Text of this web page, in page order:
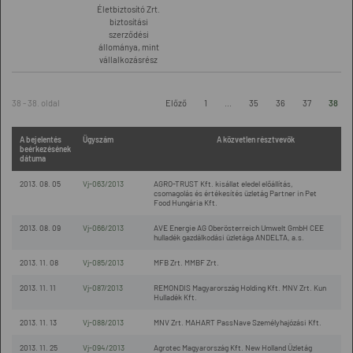
Életbiztosító Zrt.
biztosítási
szerződési
állománya, mint
vállalkozásrész
38 - 38. oldal Előző 1 35 36 37 38
A bejelentés
beérkezésének
dátuma
Ügyszám A közvetlen résztvevők
2013. 08. 05 Vj-063/2013
AGRO-TRUST Kft. kisállat eledel előállítás,
csomagolás és értékesítés üzletág Partner in Pet
Food Hungária Kft.
2013. 08. 09 Vj-066/2013
AVE Energie AG Oberösterreich Umwelt GmbH CEE
hulladék gazdálkodási üzletága ANDELTA, a.s.
2013. 11. 08 Vj-085/2013 MFB Zrt. MMBF Zrt.
2013. 11. 11 Vj-087/2013
REMONDIS Magyarország Holding Kft. MNV Zrt. Kun
Hulladék Kft.
2013. 11. 13 Vj-088/2013 MNV Zrt. MAHART PassNave Személyhajózási Kft.
2013. 11. 25 Vj-094/2013 Agrotec Magyarország Kft. New Holland Üzletág